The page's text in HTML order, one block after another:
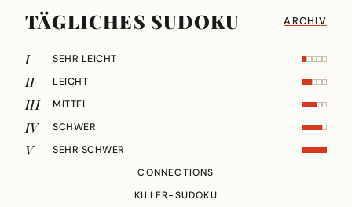
TÄGLICHES SUDOKU ARCHIV
I SEHR LEICHT
II LEICHT
III MITTEL
IV SCHWER
V
SEHR SCHWER
CONNECTIONS
KILLER-SUDOKU